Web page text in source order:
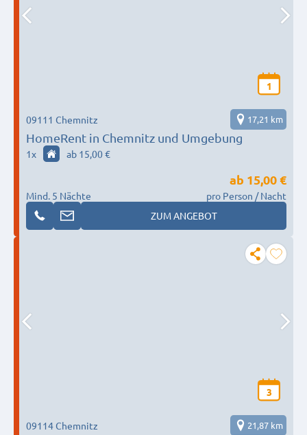
1
HomeRent in Chemnitz und Umgebung
09111 Chemnitz 17,21 km
1x ab 15,00 €
Mind. 5 Nächte
ab 15,00 €
pro Person / Nacht
ZUM ANGEBOT
3
09114 Chemnitz 21,87 km